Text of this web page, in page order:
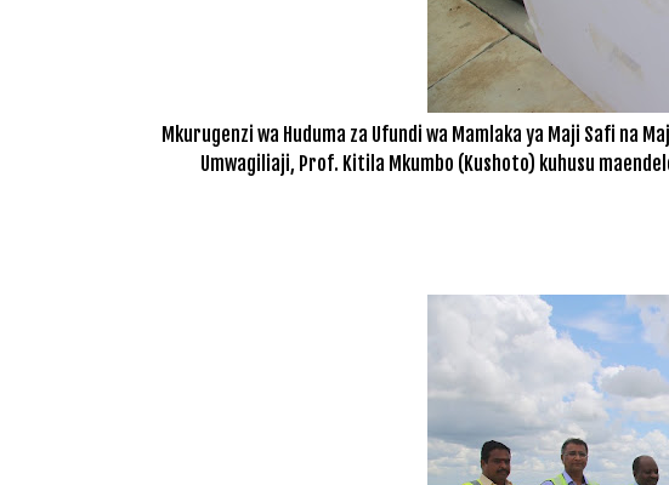
Mkurugenzi wa Huduma za Ufundi wa Mamlaka ya Maji Safi na
Umwagiliaji, Prof. Kitila Mkumbo (Kushoto) kuhusu